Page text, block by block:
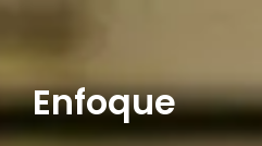
Enfoque